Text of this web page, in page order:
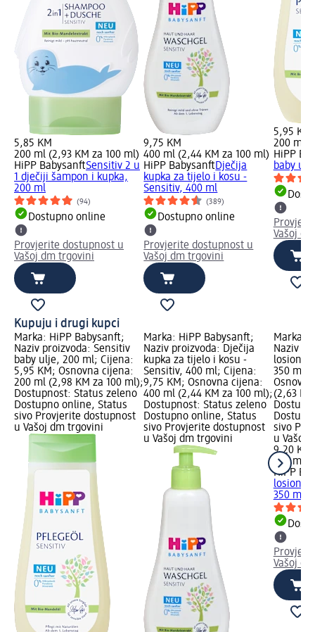
5,85 KM
200 ml (2,93 KM za 100 ml)
HiPP BabysanftSensitiv 2 u
1 dječiji šampon i kupka,
200 ml
(94)
Dostupno online
Provjerite dostupnost u
Vašoj dm trgovini
9,75 KM
400 ml (2,44 KM za 100 ml)
HiPP BabysanftDječija
kupka za tijelo i kosu -
Sensitiv, 400 ml
(389)
Dostupno online
Provjerite dostupnost u
Vašoj dm trgovini
5,95 KM
200 ml
HiPP
baby
Vašoj
Kupuju i drugi kupci
Marka: HiPP Babysanft;
Naziv proizvoda: Sensitiv
baby ulje, 200 ml; Cijena:
5,95 KM; Osnovna cijena:
200 ml (2,98 KM za 100 ml);
Dostupnost: Status zeleno
Dostupno online, Status
sivo Provjerite dostupnost
u Vašoj dm trgovini
Marka: HiPP Babysanft;
Naziv proizvoda: Dječija
kupka za tijelo i kosu -
Sensitiv, 400 ml; Cijena:
9,75 KM; Osnovna cijena:
400 ml (2,44 KM za 100 ml);
Dostupnost: Status zeleno
Dostupno online, Status
sivo Provjerite dostupnost
u Vašoj dm trgovini
Marka:
Naziv
losion
350 ml;
(2,63
sivo
u Vašoj
9,20 KM
350 ml
HiPP
losion
350 ml
Vašoj